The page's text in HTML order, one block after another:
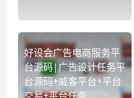
好设会广告电商服务平
台源码|广告设计任务平
台源码+威客平台+平台